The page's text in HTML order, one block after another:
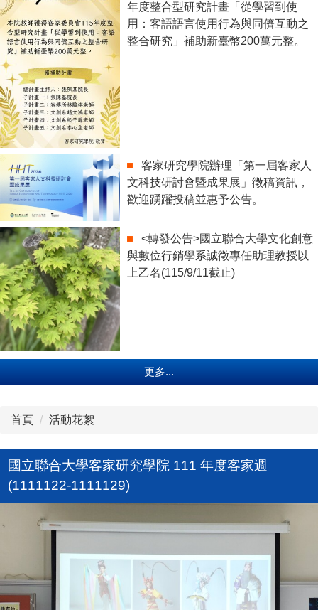
年度整合型研究計畫「從學習到使
用：客語語言使用行為與同儕互動之
整合研究」補助新臺幣200萬元整。
客家研究學院辦理「第一屆客家人
文科技研討會暨成果展」徵稿資訊，
歡迎踴躍投稿並惠予公告。
<轉發公告>國立聯合大學文化創意
與數位行銷學系誠徵專任助理教授以
上乙名(115/9/11截止)
更多...
首頁 活動花絮
國立聯合大學客家研究學院 111 年度客家週
(1111122-1111129)